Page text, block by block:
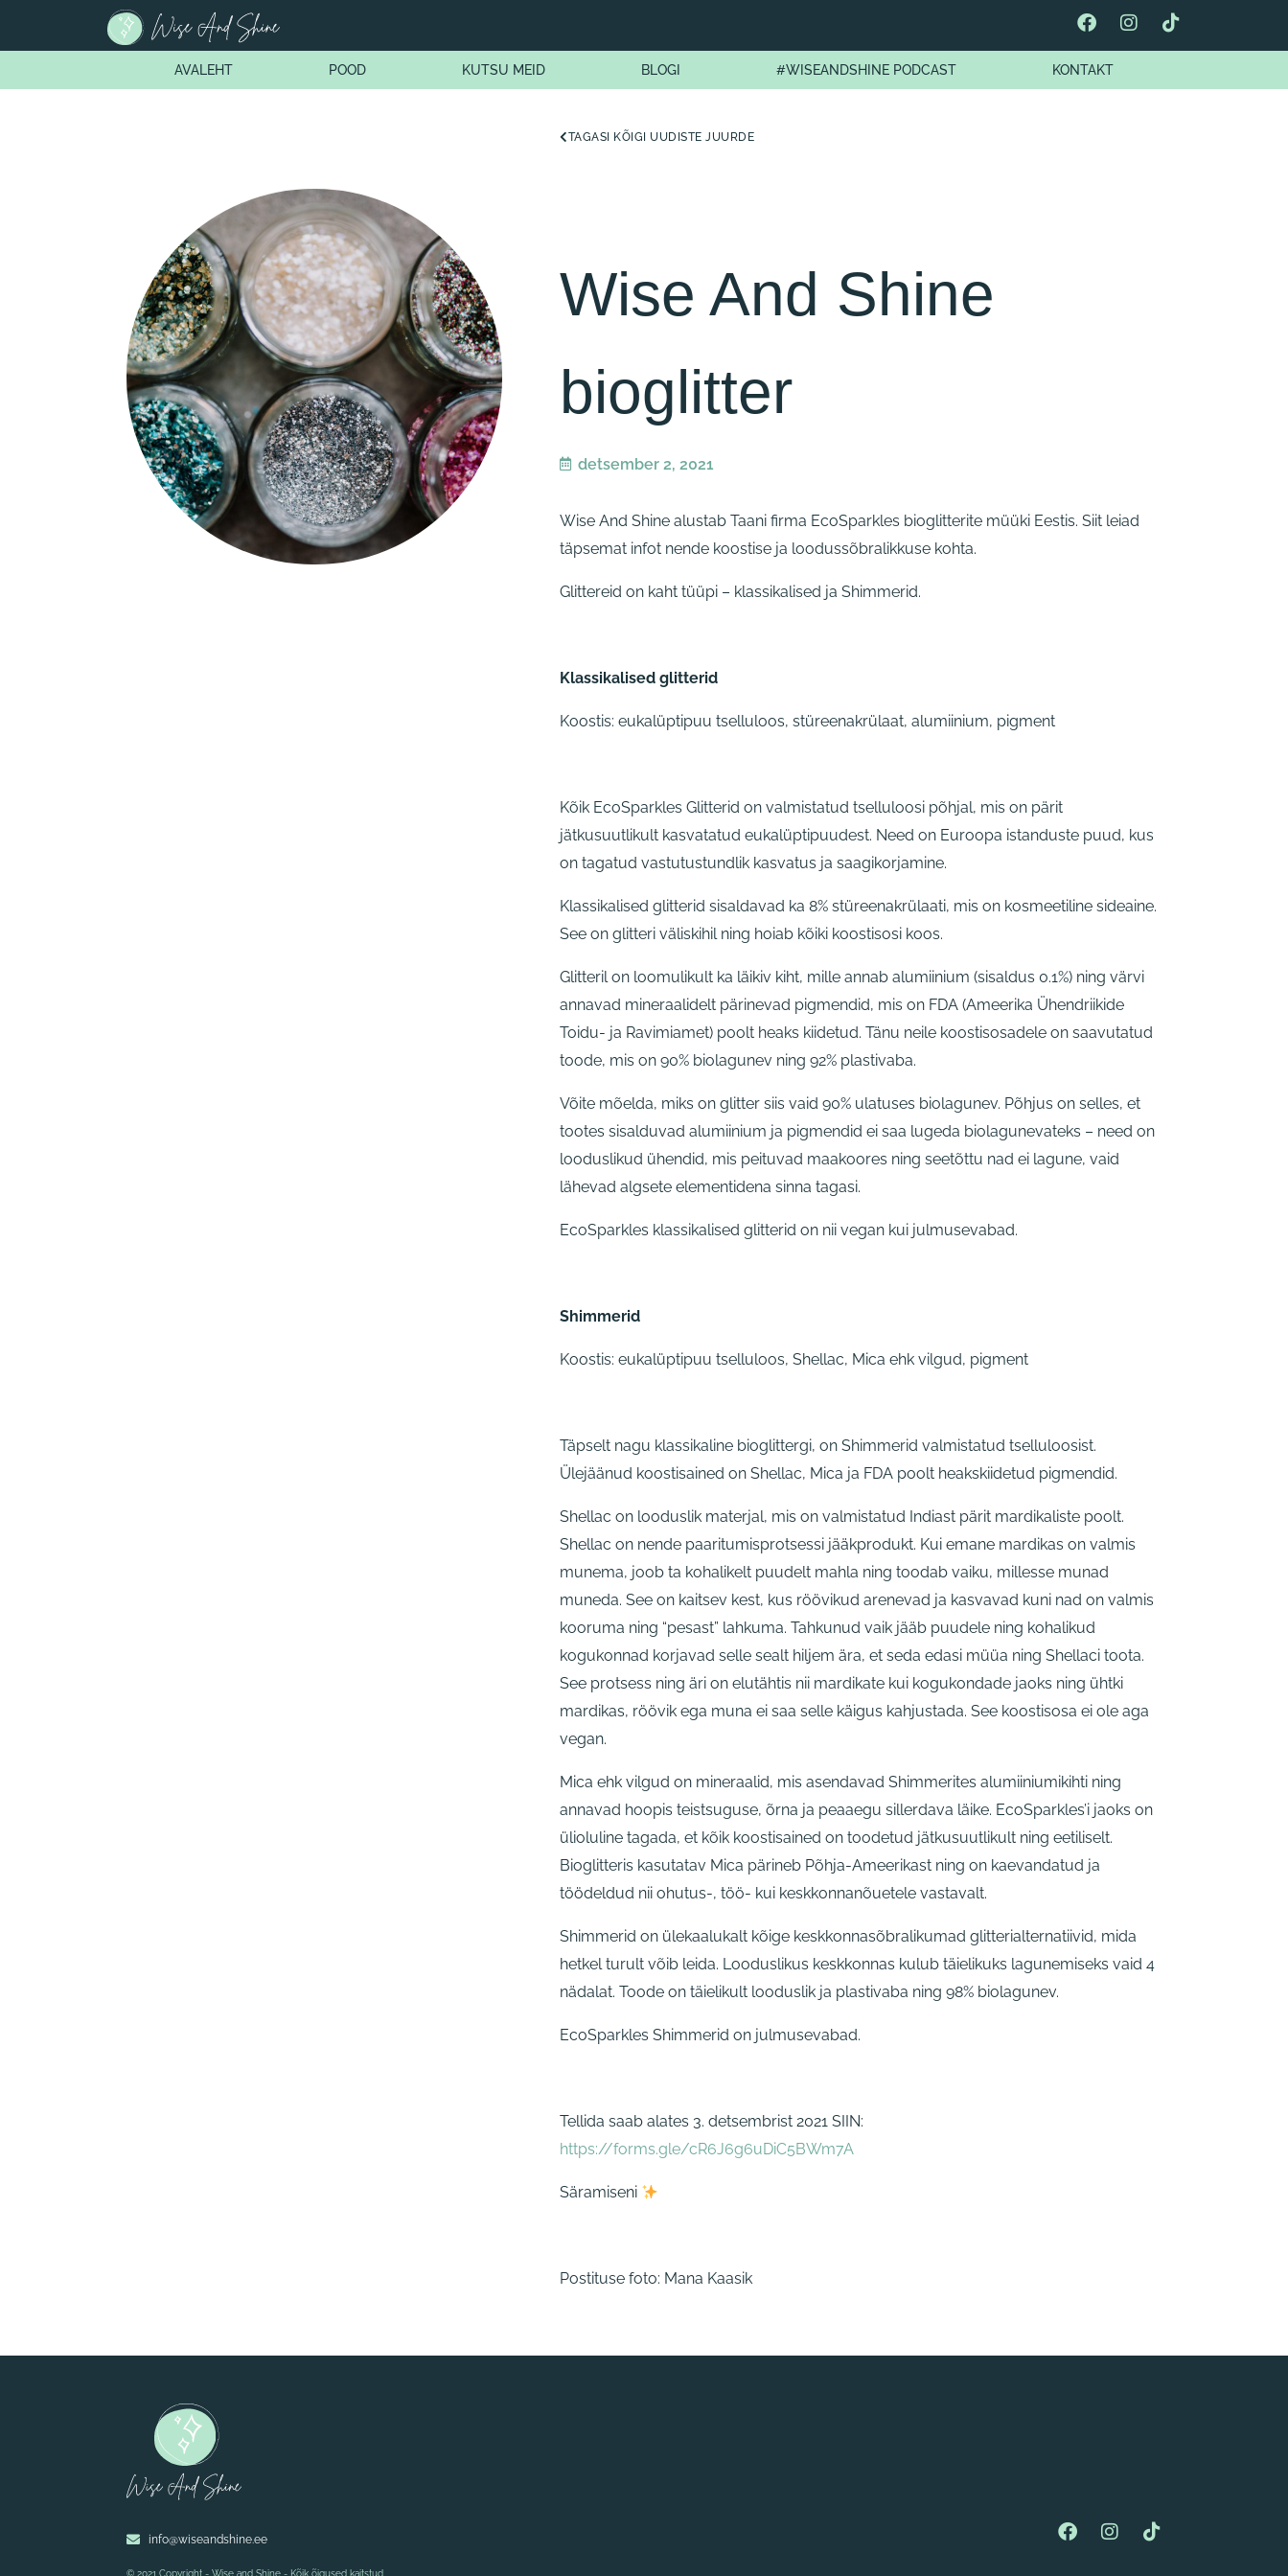
AVALEHT POOD KUTSU MEID BLOGI #WISEANDSHINE PODCAST KONTAKT
TAGASI KÕIGI UUDISTE JUURDE
Wise And Shine
bioglitter
detsember 2, 2021
Wise And Shine alustab Taani firma EcoSparkles bioglitterite müüki Eestis. Siit leiad
täpsemat infot nende koostise ja loodussõbralikkuse kohta.
Glittereid on kaht tüüpi – klassikalised ja Shimmerid.
Klassikalised glitterid
Koostis: eukalüptipuu tselluloos, stüreenakrülaat, alumiinium, pigment
Kõik EcoSparkles Glitterid on valmistatud tselluloosi põhjal, mis on pärit
jätkusuutlikult kasvatatud eukalüptipuudest. Need on Euroopa istanduste puud, kus
on tagatud vastutustundlik kasvatus ja saagikorjamine.
Klassikalised glitterid sisaldavad ka 8% stüreenakrülaati, mis on kosmeetiline sideaine.
See on glitteri väliskihil ning hoiab kõiki koostisosi koos.
Glitteril on loomulikult ka läikiv kiht, mille annab alumiinium (sisaldus 0.1%) ning värvi
annavad mineraalidelt pärinevad pigmendid, mis on FDA (Ameerika Ühendriikide
Toidu- ja Ravimiamet) poolt heaks kiidetud. Tänu neile koostisosadele on saavutatud
toode, mis on 90% biolagunev ning 92% plastivaba.
Võite mõelda, miks on glitter siis vaid 90% ulatuses biolagunev. Põhjus on selles, et
tootes sisalduvad alumiinium ja pigmendid ei saa lugeda biolagunevateks – need on
looduslikud ühendid, mis peituvad maakoores ning seetõttu nad ei lagune, vaid
lähevad algsete elementidena sinna tagasi.
EcoSparkles klassikalised glitterid on nii vegan kui julmusevabad.
Shimmerid
Koostis: eukalüptipuu tselluloos, Shellac, Mica ehk vilgud, pigment
Täpselt nagu klassikaline bioglittergi, on Shimmerid valmistatud tselluloosist.
Ülejäänud koostisained on Shellac, Mica ja FDA poolt heakskiidetud pigmendid.
Shellac on looduslik materjal, mis on valmistatud Indiast pärit mardikaliste poolt.
Shellac on nende paaritumisprotsessi jääkprodukt. Kui emane mardikas on valmis
munema, joob ta kohalikelt puudelt mahla ning toodab vaiku, millesse munad
muneda. See on kaitsev kest, kus röövikud arenevad ja kasvavad kuni nad on valmis
kooruma ning “pesast” lahkuma. Tahkunud vaik jääb puudele ning kohalikud
kogukonnad korjavad selle sealt hiljem ära, et seda edasi müüa ning Shellaci toota.
See protsess ning äri on elutähtis nii mardikate kui kogukondade jaoks ning ühtki
mardikas, röövik ega muna ei saa selle käigus kahjustada. See koostisosa ei ole aga
vegan.
Mica ehk vilgud on mineraalid, mis asendavad Shimmerites alumiiniumikihti ning
annavad hoopis teistsuguse, õrna ja peaaegu sillerdava läike. EcoSparkles’i jaoks on
ülioluline tagada, et kõik koostisained on toodetud jätkusuutlikult ning eetiliselt.
Bioglitteris kasutatav Mica pärineb Põhja-Ameerikast ning on kaevandatud ja
töödeldud nii ohutus-, töö- kui keskkonnanõuetele vastavalt.
Shimmerid on ülekaalukalt kõige keskkonnasõbralikumad glitterialternatiivid, mida
hetkel turult võib leida. Looduslikus keskkonnas kulub täielikuks lagunemiseks vaid 4
nädalat. Toode on täielikult looduslik ja plastivaba ning 98% biolagunev.
EcoSparkles Shimmerid on julmusevabad.
Tellida saab alates 3. detsembrist 2021 SIIN:
https://forms.gle/cR6J6g6uDiC5BWm7A
Säramiseni
Postituse foto: Mana Kaasik
info@wiseandshine.ee
© 2021 Copyright - Wise and Shine - Kõik õigused kaitstud